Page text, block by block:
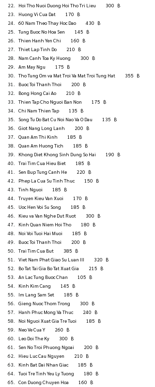
Hoi Tho Nuoi Duong Hoi Tho Tri Lieu          300   ฿
Huong Vi Cua Dat          170   ฿
60 Nam Theo Thay Hoc Dao          430   ฿
Tung Buoc No Hoa Sen          145   ฿
Thien Hanh Yen Chi          160   ฿
Thiet Lap Tinh Do          210   ฿
Nam Canh Toa Ky Huong          300   ฿
Am May Ngu          175   ฿
Tho Tung Om va Mat Troi Va Mat Troi Tung Hat          355   ฿
Buoc Toi Thanh Thoi          200   ฿
Bong Hong Cai Ao          210   ฿
Thien Tap Cho Nguoi Ban Non          175   ฿
Chi Nam Thien Tap          135   ฿
Song Tu Do Bat Cu Noi Nao Va O Dau          135   ฿
Giot Nang Long Lanh          200   ฿
Quan Am Thi Kinh          185   ฿
Quan Am Huong Tich          185   ฿
Khong Diet Khong Sinh Dung So Hai          190   ฿
Trai Tim Cua Hieu Biet          185   ฿
Sen Bup Tung Canh He          220   ฿
Phep La Cua Su Tinh Thuc          150   ฿
Tinh Nguoi          185   ฿
Truyen Kieu Van Xuoi          170   ฿
Uoc Hen Voi Su Song          185   ฿
Kieu va Van Nghe Dut Ruot          300   ฿
Kinh Quan Niem Hoi Tho          180   ฿
Noi Voi Tuoi Hai Muoi          185   ฿
Buoc Toi Thanh Thoi          200   ฿
Trai Tim Cua But          385   ฿
Viet Nam Phat Giao Su Luan III          320   ฿
Bo Tat Tai Gia Bo Tat Xuat Gia          215   ฿
An Lac Tung Buoc Chan          105   ฿
Kinh Kim Cang          145   ฿
Im Lang Sam Set          185   ฿
Gieng Nuoc Thom Trong          300   ฿
Hanh Phuc Mong Va Thuc          240   ฿
Noi Nguoi Xuat Gia Tre Tuoi          185   ฿
Neo Ve Cua Y          260   ฿
Leo Doi The Ky          300   ฿
Sen No Troi Phuong Ngoai          200   ฿
Hieu Luc Cau Nguyen          210   ฿
Kinh Bat Dai Nhan Giac          185   ฿
Tuoi Tre Tinh Yeu Ly Tuong          180   ฿
Con Duong Chuyen Hoa          160   ฿